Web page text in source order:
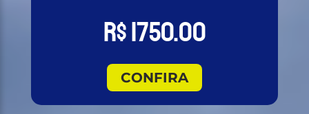
R$ 1750.00
CONFIRA